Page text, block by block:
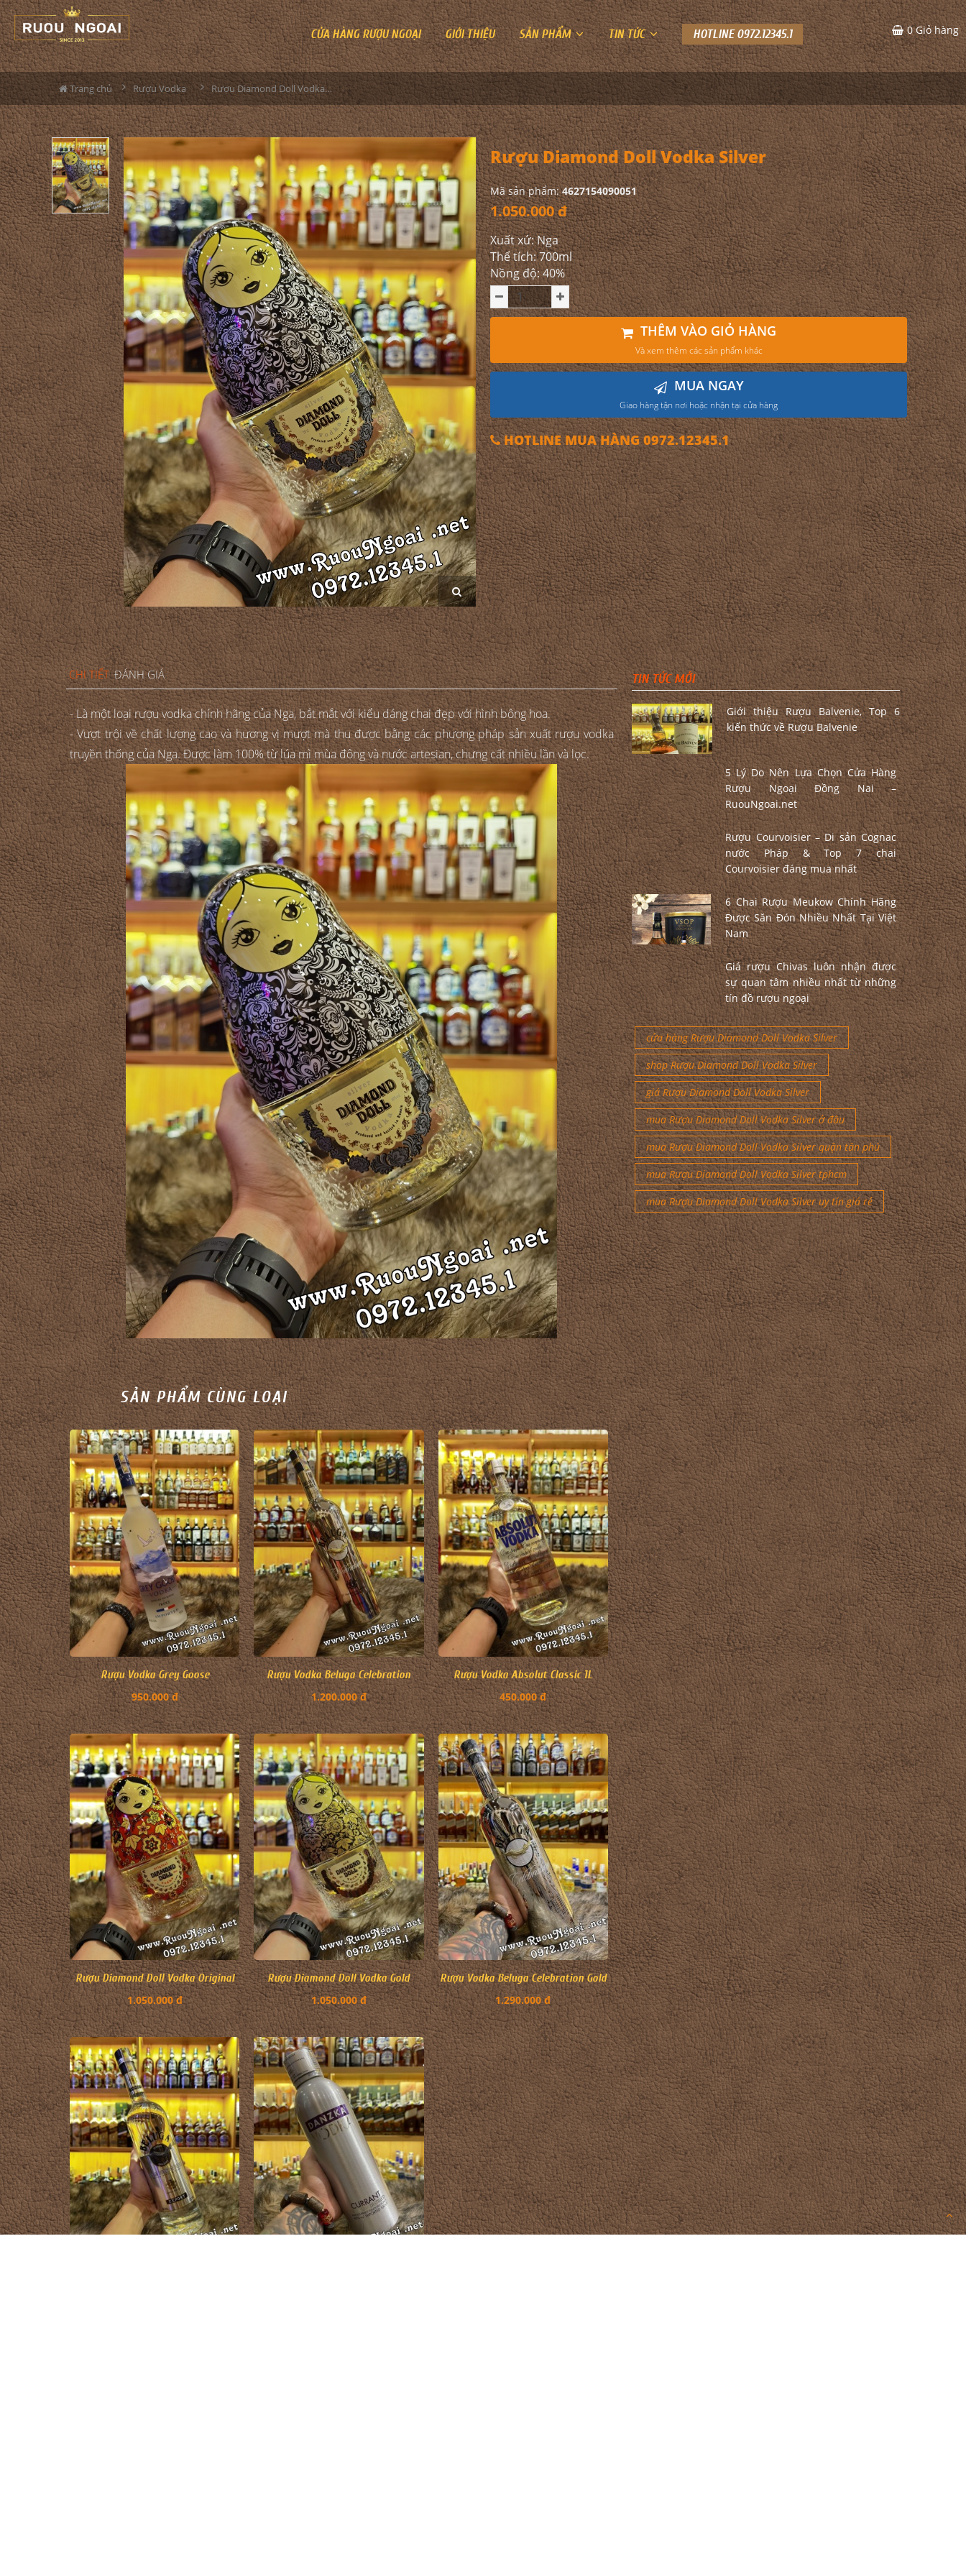
CỬA HÀNG RƯỢU NGOẠI GIỚI THIỆU SẢN PHẨM TIN TỨC HOTLINE 0972.12345.1 0 Giỏ hàng
Trang chủ Rượu Vodka Rượu Diamond Doll Vodka Silver
Rượu Diamond Doll Vodka Silver
Mã sản phẩm:4627154090051
1.050.000 đ
Xuất xứ: Nga
Thể tích: 700ml
Nồng độ: 40%
THÊM VÀO GIỎ HÀNG
Và xem thêm các sản phẩm khác
MUA NGAY
Giao hàng tận nơi hoặc nhận tại cửa hàng
HOTLINE MUA HÀNG 0972.12345.1
CHI TIẾT ĐÁNH GIÁ
- Là một loại rượu vodka chính hãng của Nga, bắt mắt với kiểu dáng chai đẹp với hình bông hoa.
- Vượt trội về chất lượng cao và hương vị mượt mà thu được bằng các phương pháp sản xuất rượu vodka
truyền thống của Nga. Được làm 100% từ lúa mì mùa đông và nước artesian, chưng cất nhiều lần và lọc.
SẢN PHẨM CÙNG LOẠI
Rượu Vodka Grey Goose
950.000 đ
Rượu Vodka Beluga Celebration
1.200.000 đ
Rượu Vodka Absolut Classic 1L
450.000 đ
Rượu Diamond Doll Vodka Original
1.050.000 đ
Rượu Diamond Doll Vodka Gold
1.050.000 đ
Rượu Vodka Beluga Celebration Gold
1.290.000 đ
TIN TỨC MỚI
Giới thiệu Rượu Balvenie, Top 6
kiến thức về Rượu Balvenie
5 Lý Do Nên Lựa Chọn Cửa Hàng
Rượu Ngoại Đồng Nai –
RuouNgoai.net
Rượu Courvoisier – Di sản Cognac
nước Pháp & Top 7 chai
Courvoisier đáng mua nhất
6 Chai Rượu Meukow Chính Hãng
Được Săn Đón Nhiều Nhất Tại Việt
Nam
Giá rượu Chivas luôn nhận được
sự quan tâm nhiều nhất từ những
tín đồ rượu ngoại
cửa hàng Rượu Diamond Doll Vodka Silver
shop Rượu Diamond Doll Vodka Silver
giá Rượu Diamond Doll Vodka Silver
mua Rượu Diamond Doll Vodka Silver ở đâu
mua Rượu Diamond Doll Vodka Silver quận tân phú
mua Rượu Diamond Doll Vodka Silver tphcm
mua Rượu Diamond Doll Vodka Silver uy tín giá rẻ